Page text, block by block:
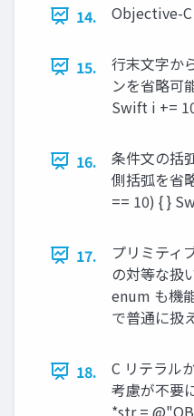
14. Objective-
15.
行末文字か
ンを省略可
Swift i +=
16.
条件文の括
側括弧を省
== 10) { }
17.
プリミティ
の対等な扱
enum も機
で普通に扱
18.
C リテラル
考慮が不要
*str =